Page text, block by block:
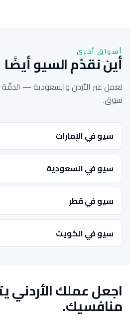
أسواق أخرى
أين نقدّم السيو أيضًا
نعمل عبر الأردن والسعودية —
سوق.
سيو في الإمارات
سيو في السعودية
سيو في قطر
سيو في الكويت
اجعل عملك الأردني
منافسيك.